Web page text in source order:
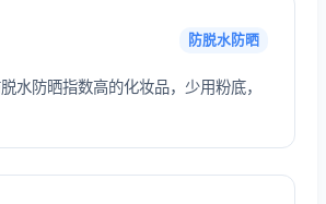
防脱水防晒
水防晒指数高的化妆品，少用粉底，